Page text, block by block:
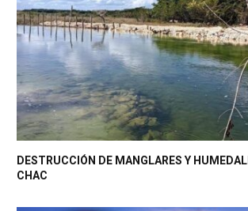
DESTRUCCIÓN DE MANGLARES Y
CHAC